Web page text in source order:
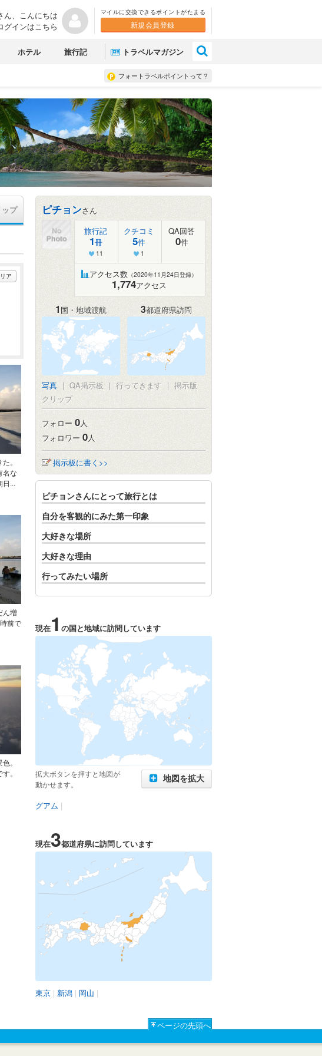
ん、こんにちは
グインはこちら
マイルに交換できるポイントがたまる
新規会員登録
ホテル 旅行記 トラベルマガジン
フォートラベルポイントって？
プ
ア
。
名な
日...
ん増
前で
。
。
ピチョンさん
旅行記
1冊
11
クチコミ
5件
1
QA回答
0件
アクセス数 （2020年11月24日登録）
1,774アクセス
1国・地域渡航 3都道府県訪問
写真 | QA掲示板 | 行ってきます | 掲示版
クリップ
フォロー 0人
フォロワー 0人
掲示板に書く>>
ピチョンさんにとって旅行とは
自分を客観的にみた第一印象
大好きな場所
大好きな理由
行ってみたい場所
現在1 の国と地域に訪問しています
拡大ボタンを押すと地図が
動かせます。
地図を拡大
グアム |
現在3都道府県に訪問しています
東京 | 新潟 | 岡山 |
ページの先頭へ